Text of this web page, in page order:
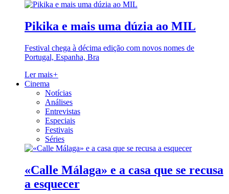
Pikika e mais uma dúzia ao MIL
Festival chega à décima edição com novos nomes de
Portugal, Espanha, Bra
Ler mais+
Cinema
Notícias
Análises
Entrevistas
Especiais
Festivais
Séries
«Calle Málaga» e a casa que se recusa
a esquecer